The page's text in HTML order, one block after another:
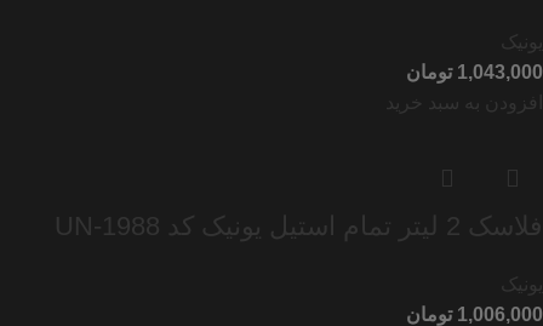
یونیک
تومان
افزودن به سبد خرید
فلاسک 2 لیتر تمام استیل یونیک کد UN-1988
یونیک
تومان